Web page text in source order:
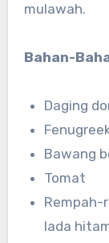
mulawah.
Bahan-
Daging
Bawang
Tomat
Rempah-
lada